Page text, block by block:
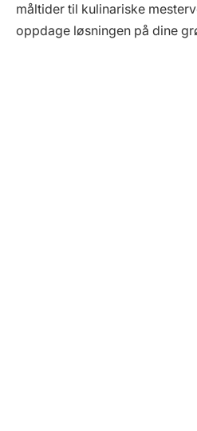
måltider til kulinariske
oppdage løsningen på dine